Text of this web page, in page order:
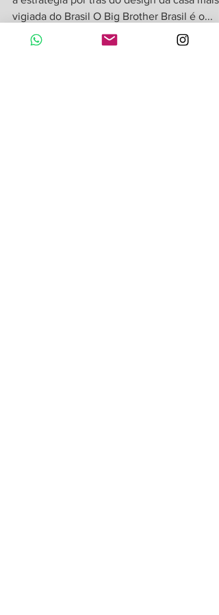
Arquiteta da startup de moradia Yuca analisa
a estratégia por trás do design da casa mais